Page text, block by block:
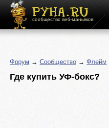
сообщество веб-маньяков
Форум → Сообщество → Флейм
Где купить УФ-бокс?